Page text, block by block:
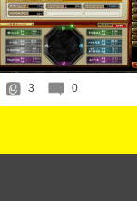
らせ
ュエル」！
3 0